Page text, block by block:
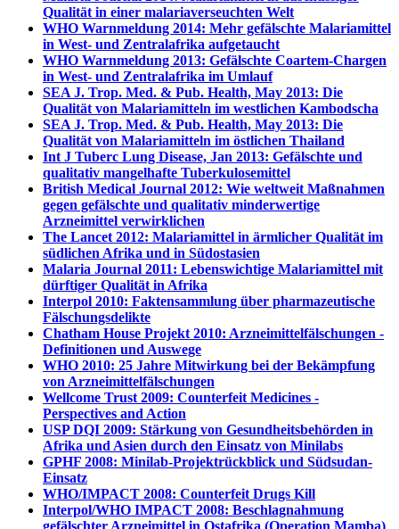
Qualität in einer malariaverseuchten Welt
WHO Warnmeldung 2014: Mehr gefälschte Malariamittel
in West- und Zentralafrika aufgetaucht
WHO Warnmeldung 2013: Gefälschte Coartem-Chargen
in West- und Zentralafrika im Umlauf
SEA J. Trop. Med. & Pub. Health, May 2013: Die
Qualität von Malariamitteln im westlichen Kambodscha
SEA J. Trop. Med. & Pub. Health, May 2013: Die
Qualität von Malariamitteln im östlichen Thailand
Int J Tuberc Lung Disease, Jan 2013: Gefälschte und
qualitativ mangelhafte Tuberkulosemittel
British Medical Journal 2012: Wie weltweit Maßnahmen
gegen gefälschte und qualitativ minderwertige
Arzneimittel verwirklichen
The Lancet 2012: Malariamittel in ärmlicher Qualität im
südlichen Afrika und in Südostasien
Malaria Journal 2011: Lebenswichtige Malariamittel mit
dürftiger Qualität in Afrika
Interpol 2010: Faktensammlung über pharmazeutische
Fälschungsdelikte
Chatham House Projekt 2010: Arzneimittelfälschungen -
Definitionen und Auswege
WHO 2010: 25 Jahre Mitwirkung bei der Bekämpfung
von Arzneimittelfälschungen
Wellcome Trust 2009: Counterfeit Medicines -
Perspectives and Action
USP DQI 2009: Stärkung von Gesundheitsbehörden in
Afrika und Asien durch den Einsatz von Minilabs
GPHF 2008: Minilab-Projektrückblick und Südsudan-
Einsatz
WHO/IMPACT 2008: Counterfeit Drugs Kill
Interpol/WHO IMPACT 2008: Beschlagnahmung
gefälschter Arzneimittel in Ostafrika (Operation Mamba)